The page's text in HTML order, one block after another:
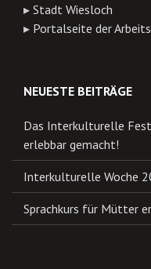
▸ Stadt Wiesloch
▸ Portalseite der
NEUESTE BEITRÄGE
Das Interkulturelle
erlebbar gemacht!
Interkulturelle Woche
Sprachkurs für Mütter